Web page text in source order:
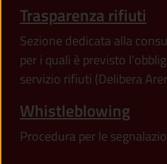
Trasparenza rifiuti
Sezione dedicata alla
per i quali è previsto
servizio rifiuti (Delibera
Whistleblowing
Procedura per le